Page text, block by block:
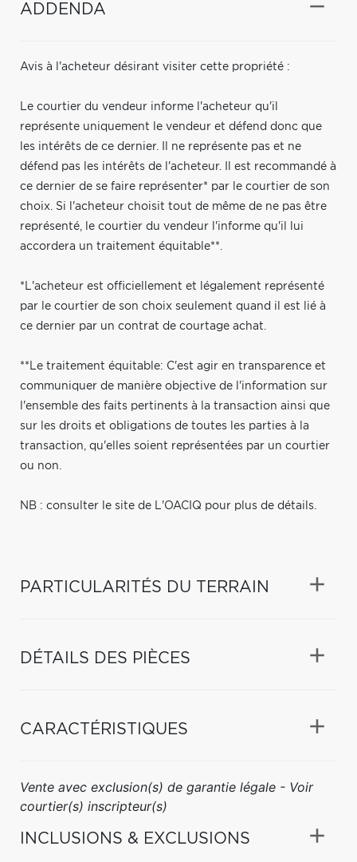
ADDENDA
Avis à l'acheteur désirant visiter cette propriété :
Le courtier du vendeur informe l'acheteur qu'il
représente uniquement le vendeur et défend donc que
les intérêts de ce dernier. Il ne représente pas et ne
défend pas les intérêts de l'acheteur. Il est recommandé à
ce dernier de se faire représenter* par le courtier de son
choix. Si l'acheteur choisit tout de même de ne pas être
représenté, le courtier du vendeur l'informe qu'il lui
accordera un traitement équitable**.
*L'acheteur est officiellement et légalement représenté
par le courtier de son choix seulement quand il est lié à
ce dernier par un contrat de courtage achat.
**Le traitement équitable: C'est agir en transparence et
communiquer de manière objective de l'information sur
l'ensemble des faits pertinents à la transaction ainsi que
sur les droits et obligations de toutes les parties à la
transaction, qu'elles soient représentées par un courtier
ou non.
NB : consulter le site de L'OACIQ pour plus de détails.
PARTICULARITÉS DU TERRAIN
DÉTAILS DES PIÈCES
CARACTÉRISTIQUES
Vente avec exclusion(s) de garantie légale - Voir
courtier(s) inscripteur(s)
INCLUSIONS & EXCLUSIONS